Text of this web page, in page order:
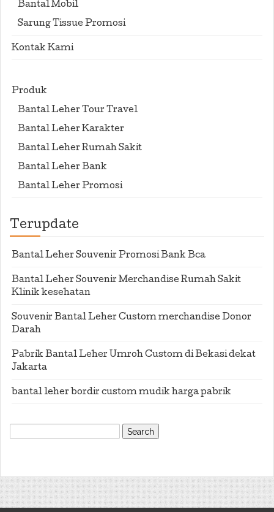
Bantal Mobil
Sarung Tissue Promosi
Kontak Kami
Produk
Bantal Leher Tour Travel
Bantal Leher Karakter
Bantal Leher Rumah Sakit
Bantal Leher Bank
Bantal Leher Promosi
Terupdate
Bantal Leher Souvenir Promosi Bank Bca
Bantal Leher Souvenir Merchandise Rumah Sakit
Klinik kesehatan
Souvenir Bantal Leher Custom merchandise Donor
Darah
Pabrik Bantal Leher Umroh Custom di Bekasi dekat
Jakarta
bantal leher bordir custom mudik harga pabrik
Search
for: